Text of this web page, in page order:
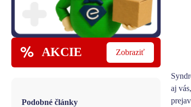
aj
AKCIE Zobraziť
Podobné články